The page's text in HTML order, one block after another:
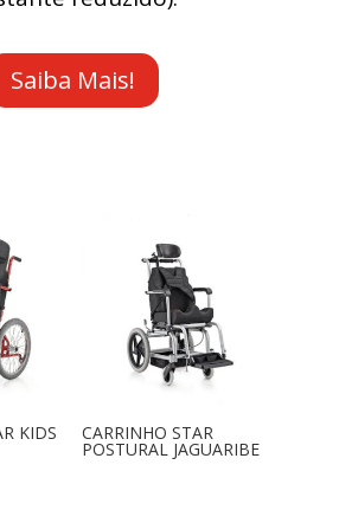
Saiba Mais!
KIDS CARRINHO STAR
POSTURAL JAGUARIBE